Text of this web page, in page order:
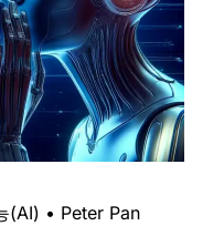
(AI) • Peter Pan